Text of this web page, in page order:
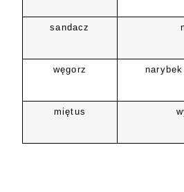
sandacz
węgorz
miętus